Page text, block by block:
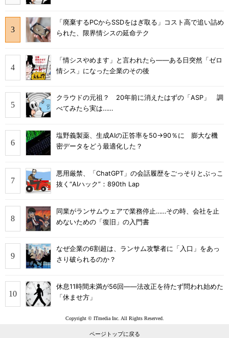
「廃棄するPCからSSDをはぎ取る」コスト高で追い詰め
られた、限界情シスの延命テク
「情シスやめます」と言われたら――ある日突然「ゼロ
情シス」になった企業のその後
クラウドの元祖？ 20年前に消えたはずの「ASP」 調
べてみたら実は……
塩野義製薬、生成AIの正答率を50→90％に 膨大な機
密データをどう最適化した？
悪用厳禁、「ChatGPT」の会話履歴をごっそりとぶっこ
抜く“AIハック”：890th Lap
同業がランサムウェアで業務停止……その時、会社を止
めないための「復旧」の入門書
なぜ企業の6割超は、ランサム攻撃者に「入口」をあっ
さり破られるのか？
休息11時間未満が56回――法改正を待たず問われ始めた
「休ませ方」
Copyright © ITmedia Inc. All Rights Reserved.
ページトップに戻る